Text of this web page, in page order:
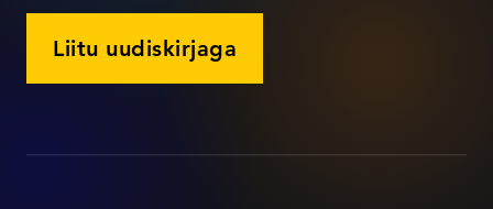
Liitu uudiskirjaga